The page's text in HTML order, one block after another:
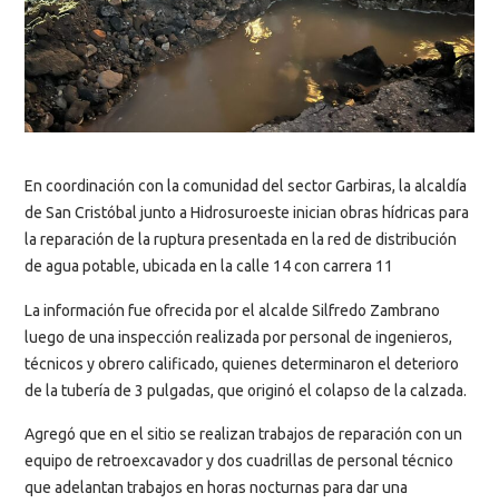
En coordinación con la comunidad del sector Garbiras, la alcaldía
de San Cristóbal junto a Hidrosuroeste inician obras hídricas para
la reparación de la ruptura presentada en la red de distribución
de agua potable, ubicada en la calle 14 con carrera 11
La información fue ofrecida por el alcalde Silfredo Zambrano
luego de una inspección realizada por personal de ingenieros,
técnicos y obrero calificado, quienes determinaron el deterioro
de la tubería de 3 pulgadas, que originó el colapso de la calzada.
Agregó que en el sitio se realizan trabajos de reparación con un
equipo de retroexcavador y dos cuadrillas de personal técnico
que adelantan trabajos en horas nocturnas para dar una